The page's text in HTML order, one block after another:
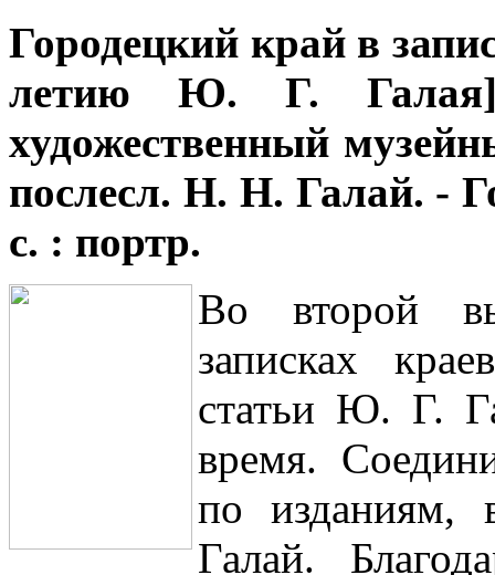
Городецкий край в
летию Ю. Г. Галая]
художественный
послесл. Н. Н. Галай. -
с. : портр.
Во второй
записках
статьи Ю. Г.
время.
по изданиям,
Галай.